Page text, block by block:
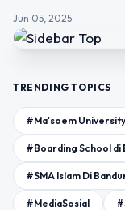
Jun 05, 2025
TRENDING TOPICS
#Ma'soem University
#Boarding School di
#SMA Islam Di
#MediaSosial